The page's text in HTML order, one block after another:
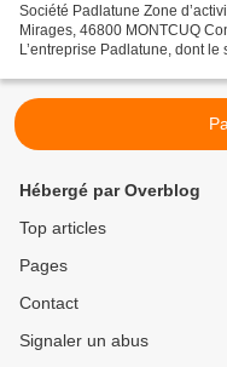
Société Padlatune Zone
Mirages, 46800 MONTCUQ
L’entreprise Padlatune, dont
Hébergé par Overblog
Top articles
Pages
Contact
Signaler un abus